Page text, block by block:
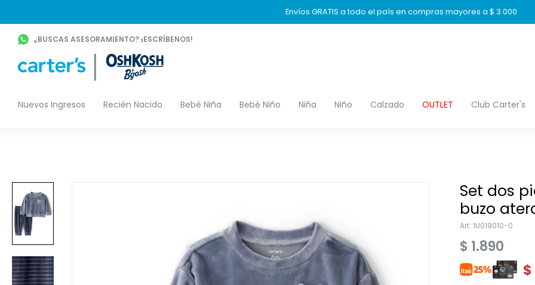
Envíos GRATIS a todo el país en compras mayores a $ 3.000
Nuevos Ingresos Recién Nacido Bebé Niña Bebé Niño Niña Niño Calzado OUTLET Club Carter's
¿BUSCAS ASESORAMIENTO? ¡ESCRÍBENOS!
Set dos
buzo
1U019010-0
$ 1.890
$